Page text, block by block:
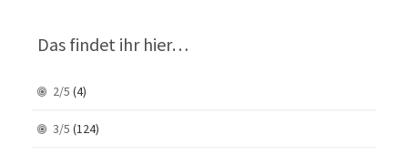
Das findet ihr hier…
2/5 (4)
3/5 (124)